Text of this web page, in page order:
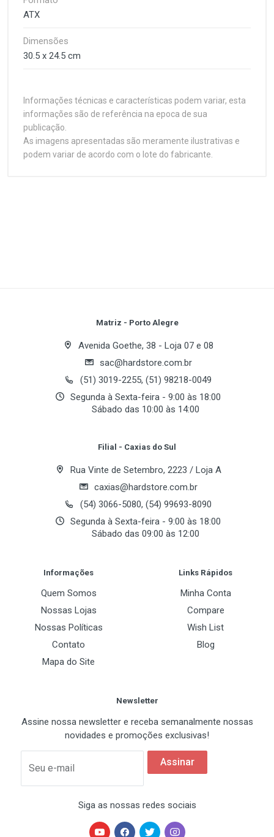
ATX
Dimensões
30.5 x 24.5 cm
Informações técnicas e características podem variar, esta
informações são de referência na epoca de sua
publicação.
As imagens apresentadas são meramente ilustrativas e
podem variar de acordo com o lote do fabricante.
Intel Core 2 (Quad/Extreme/Duo) / Pentium (EE/D/4)
Intel ICH7DH
Bancos de Memoria
Frequencia de Memoria
DDR2 800 MHz
Maximo de Memoria Suportado
Slots de Expansão
2 x PCI Express 2.0 x1
Your Name
Email Address
Matriz - Porto Alegre
Avenida Goethe, 38 - Loja 07 e 08
sac@hardstore.com.br
(51) 3019-2255, (51) 98218-0049
Segunda à Sexta-feira - 9:00 às 18:00
Sábado das 10:00 às 14:00
Filial - Caxias do Sul
Rua Vinte de Setembro, 2223 / Loja A
caxias@hardstore.com.br
(54) 3066-5080, (54) 99693-8090
Segunda à Sexta-feira - 9:00 às 18:00
Sábado das 09:00 às 12:00
Informações
Quem Somos
Nossas Lojas
Nossas Políticas
Contato
Mapa do Site
Links Rápidos
Minha Conta
Compare
Wish List
Blog
Newsletter
Assine nossa newsletter e receba semanalmente nossas
novidades e promoções exclusivas!
Seu e-mail
Assinar
Siga as nossas redes sociais